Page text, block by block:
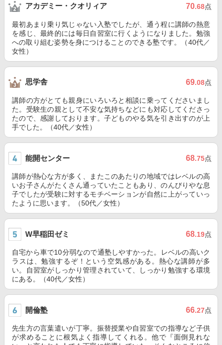
アカデミー・クオリィア 70.68点
最初あまり乗り気じゃない入塾でしたが、通う程に講師の熱意
を感じ、最終的には毎日自習室に行くようになりました。勉強
への取り組む姿勢を身につけることのできる塾です。（40代／
女性）
思学舎 69.08点
講師の方がとても親身にいろいろと相談に乗ってくださいまし
た。受験生の親として不安な気持ちなどにも対応してくださっ
たので、感謝しております。子どものやる気を引き出すのが上
手でした。（40代／女性）
能開センター 68.75点
講師が熱心な方が多く、またこのあたりの地域ではレベルの高
いお子さんがたくさん通っていたこともあり、のんびりやな息
子でしたが受験に対するモチベーションが自然に上がっていっ
たように思います。（50代／女性）
W早稲田ゼミ 68.19点
自宅から車で10分弱なので通塾しやすかった。レベルの高いク
ラスは、勉強するぞ！という空気感がある。熱心な講師が多
い。自習室がしっかり管理されていて、しっかり勉強する環境
にある。（40代／女性）
開倫塾 66.27点
先生方の言葉遣いが丁寧。振替授業や自習室での指導など子供
が求めることに根気よく指導してくれる。他で『面倒見れな